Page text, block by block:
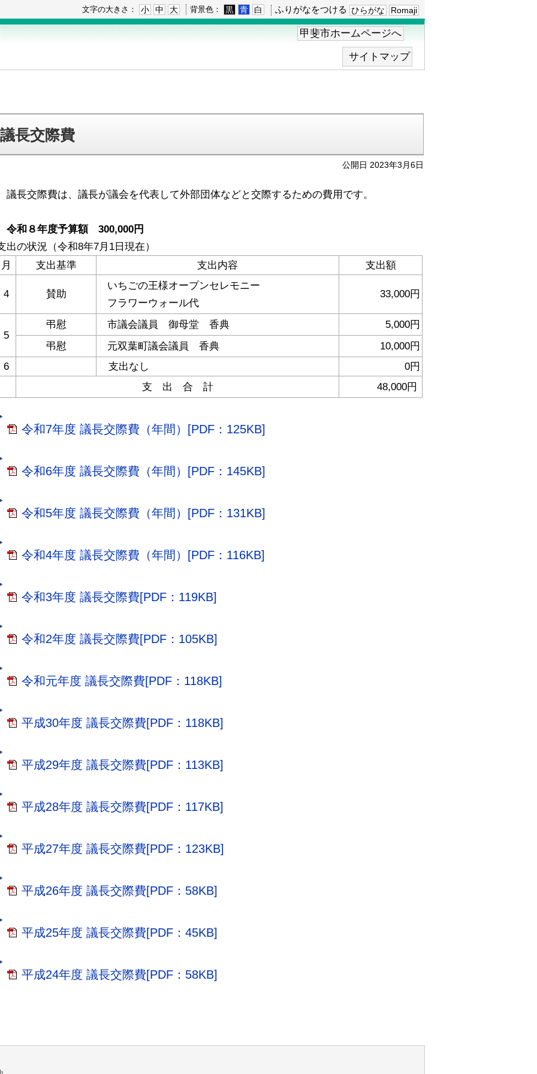
文字の大きさ： 小 中 大 背景色： 黒 青 白 ふりがなをつける ひらがな Romaji
甲斐市ホームページへ
サイトマップ
議長交際費
公開日 2023年3月6日
議長交際費は、議長が議会を代表して外部団体などと交際するための費用です。
令和８年度予算額 300,000円
出の状況（令和8年7月1日現在）
月
支出基準 支出内容 支出額
4 賛助
いちごの王様オープンセレモニー
フラワーウォール代
33,000円
5
弔慰 市議会議員 御母堂 香典
5,000円
弔慰
元双葉町議会議員 香典
10,000円
6
支出なし
0円
支 出 合 計
48,000円
令和7年度 議長交際費（年間）[PDF：125KB]
令和6年度 議長交際費（年間）[PDF：145KB]
令和5年度 議長交際費（年間）[PDF：131KB]
令和4年度 議長交際費（年間）[PDF：116KB]
令和3年度 議長交際費[PDF：119KB]
令和2年度 議長交際費[PDF：105KB]
令和元年度 議長交際費[PDF：118KB]
平成30年度 議長交際費[PDF：118KB]
平成29年度 議長交際費[PDF：113KB]
平成28年度 議長交際費[PDF：117KB]
平成27年度 議長交際費[PDF：123KB]
平成26年度 議長交際費[PDF：58KB]
平成25年度 議長交際費[PDF：45KB]
平成24年度 議長交際費[PDF：58KB]